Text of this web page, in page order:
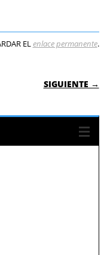
ELenlace permanente.
SIGUIENTE →